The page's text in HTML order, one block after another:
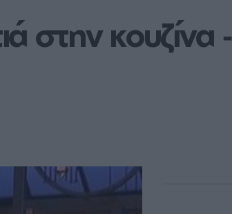
στην κουζίνα ‑